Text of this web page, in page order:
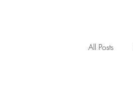
All Posts